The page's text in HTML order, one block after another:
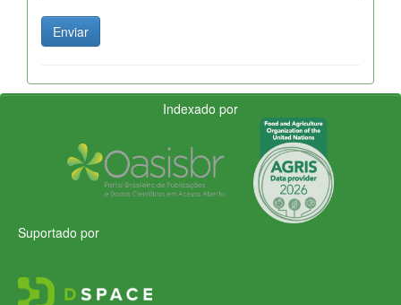
Indexado por
Suportado por